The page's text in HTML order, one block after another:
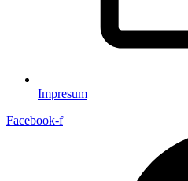
Impresum
Facebook-f